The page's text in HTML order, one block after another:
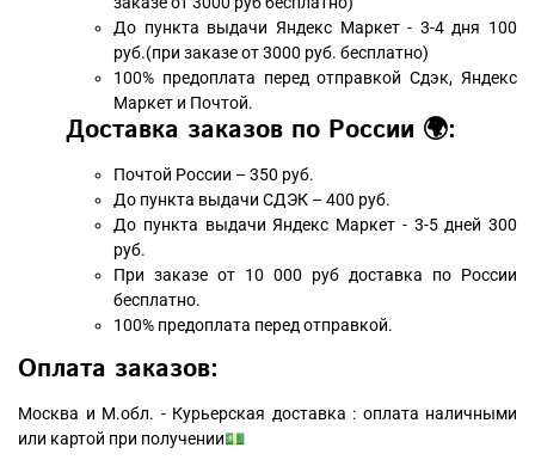
До пункта выдачи Яндекс Маркет - 3-4 дня 100
руб.(при заказе от 3000 руб. бесплатно)
100% предоплата перед отправкой Сдэк, Яндекс
Маркет и Почтой.
Доставка заказов по России 🌍:
Почтой России – 350 руб.
До пункта выдачи СДЭК – 400 руб.
До пункта выдачи Яндекс Маркет - 3-5 дней 300
руб.
При заказе от 10 000 руб доставка по России
бесплатно.
100% предоплата перед отправкой.
Оплата заказов:
Москва и М.обл. - Курьерская доставка : оплата наличными
или картой при получении💵